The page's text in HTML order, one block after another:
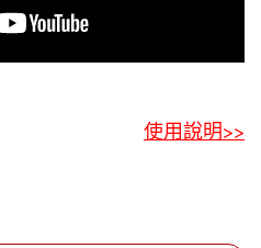
使用說明>>